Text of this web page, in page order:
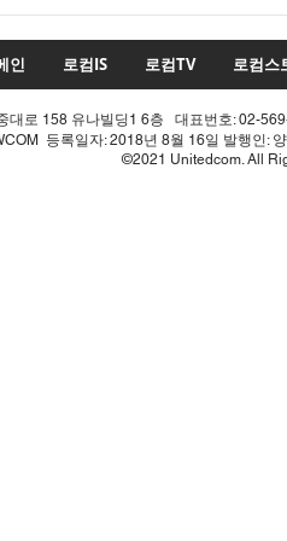
적 쇄신으론 어림없
인 로컴IS 로컴TV 로컴스
대로 158 유나빌딩1 6층 대표번호: 02-
등록일자: 2018년 8월 16일 발행인:
©2021 Unitedcom. All